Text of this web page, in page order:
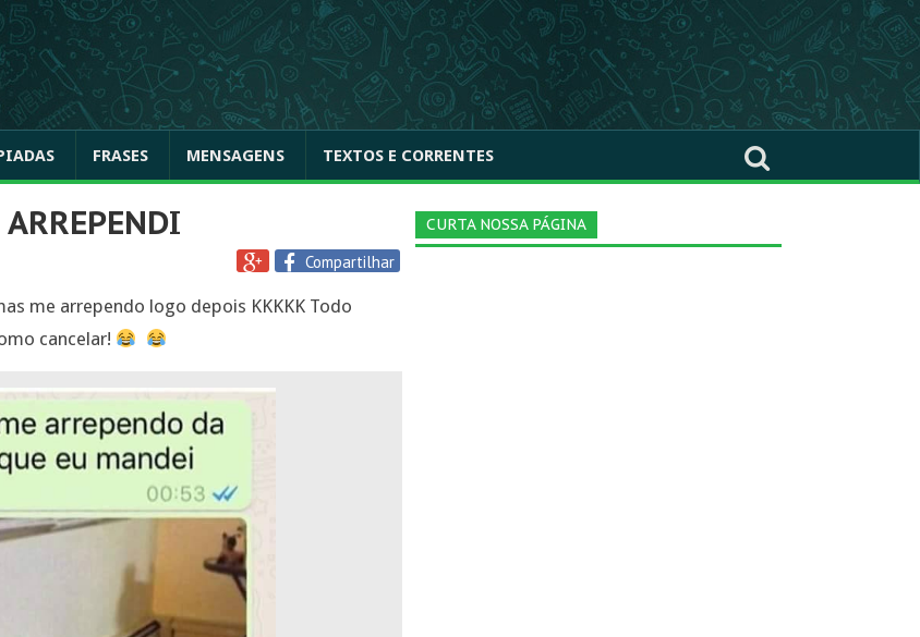
FRASES MENSAGENS TEXTOS E CORRENTES
Compartilhar
me arrependo logo depois KKKKK Todo
cancelar!
CURTA NOSSA PÁGINA